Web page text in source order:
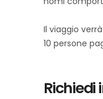
Il viaggio
10 persone
Richiedi